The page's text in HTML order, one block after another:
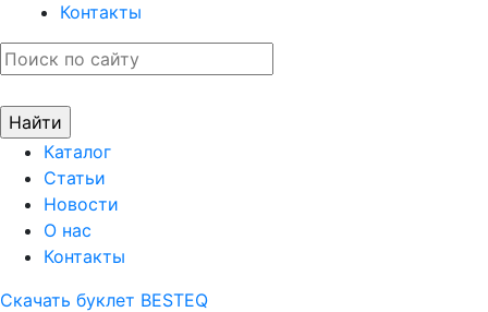
Контакты
Каталог
Статьи
Новости
О нас
Контакты
Скачать буклет BESTEQ